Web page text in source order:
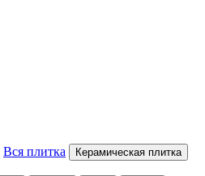
Вся плитка Керамическая плитка